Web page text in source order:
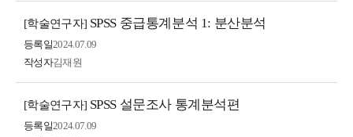
[학술연구자] SPSS 중급통계분석 1: 분산분석
등록일2024.07.09
작성자김재원
[학술연구자] SPSS 설문조사 통계분석편
등록일2024.07.09